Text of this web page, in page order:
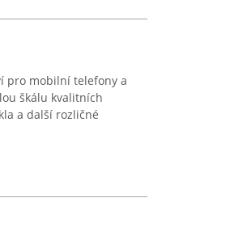
pro mobilní telefony a
škálu kvalitních
a další rozličné